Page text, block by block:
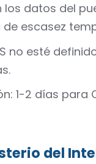
los datos del
de escasez
no esté
1-2 días para
del